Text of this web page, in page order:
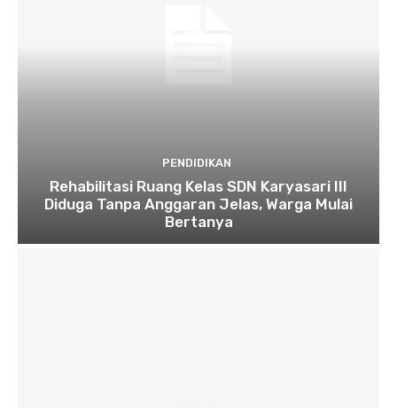
PENDIDIKAN
Rehabilitasi Ruang Kelas SDN Karyasari III
Diduga Tanpa Anggaran Jelas, Warga Mulai
Bertanya